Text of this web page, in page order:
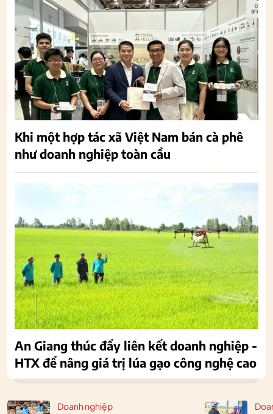
Doanh nghiệp
Khi một hợp tác xã Việt Nam bán cà phê
như doanh nghiệp toàn cầu
An Giang thúc đẩy liên kết doanh nghiệp -
HTX để nâng giá trị lúa gạo công nghệ cao